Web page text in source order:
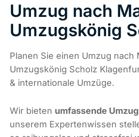
Umzug nach
Umzugskönig
Planen Sie einen Umzug
Umzugskönig Scholz
& internationale Umzüge.
Wir bieten umfassende
unserem Expertenwissen